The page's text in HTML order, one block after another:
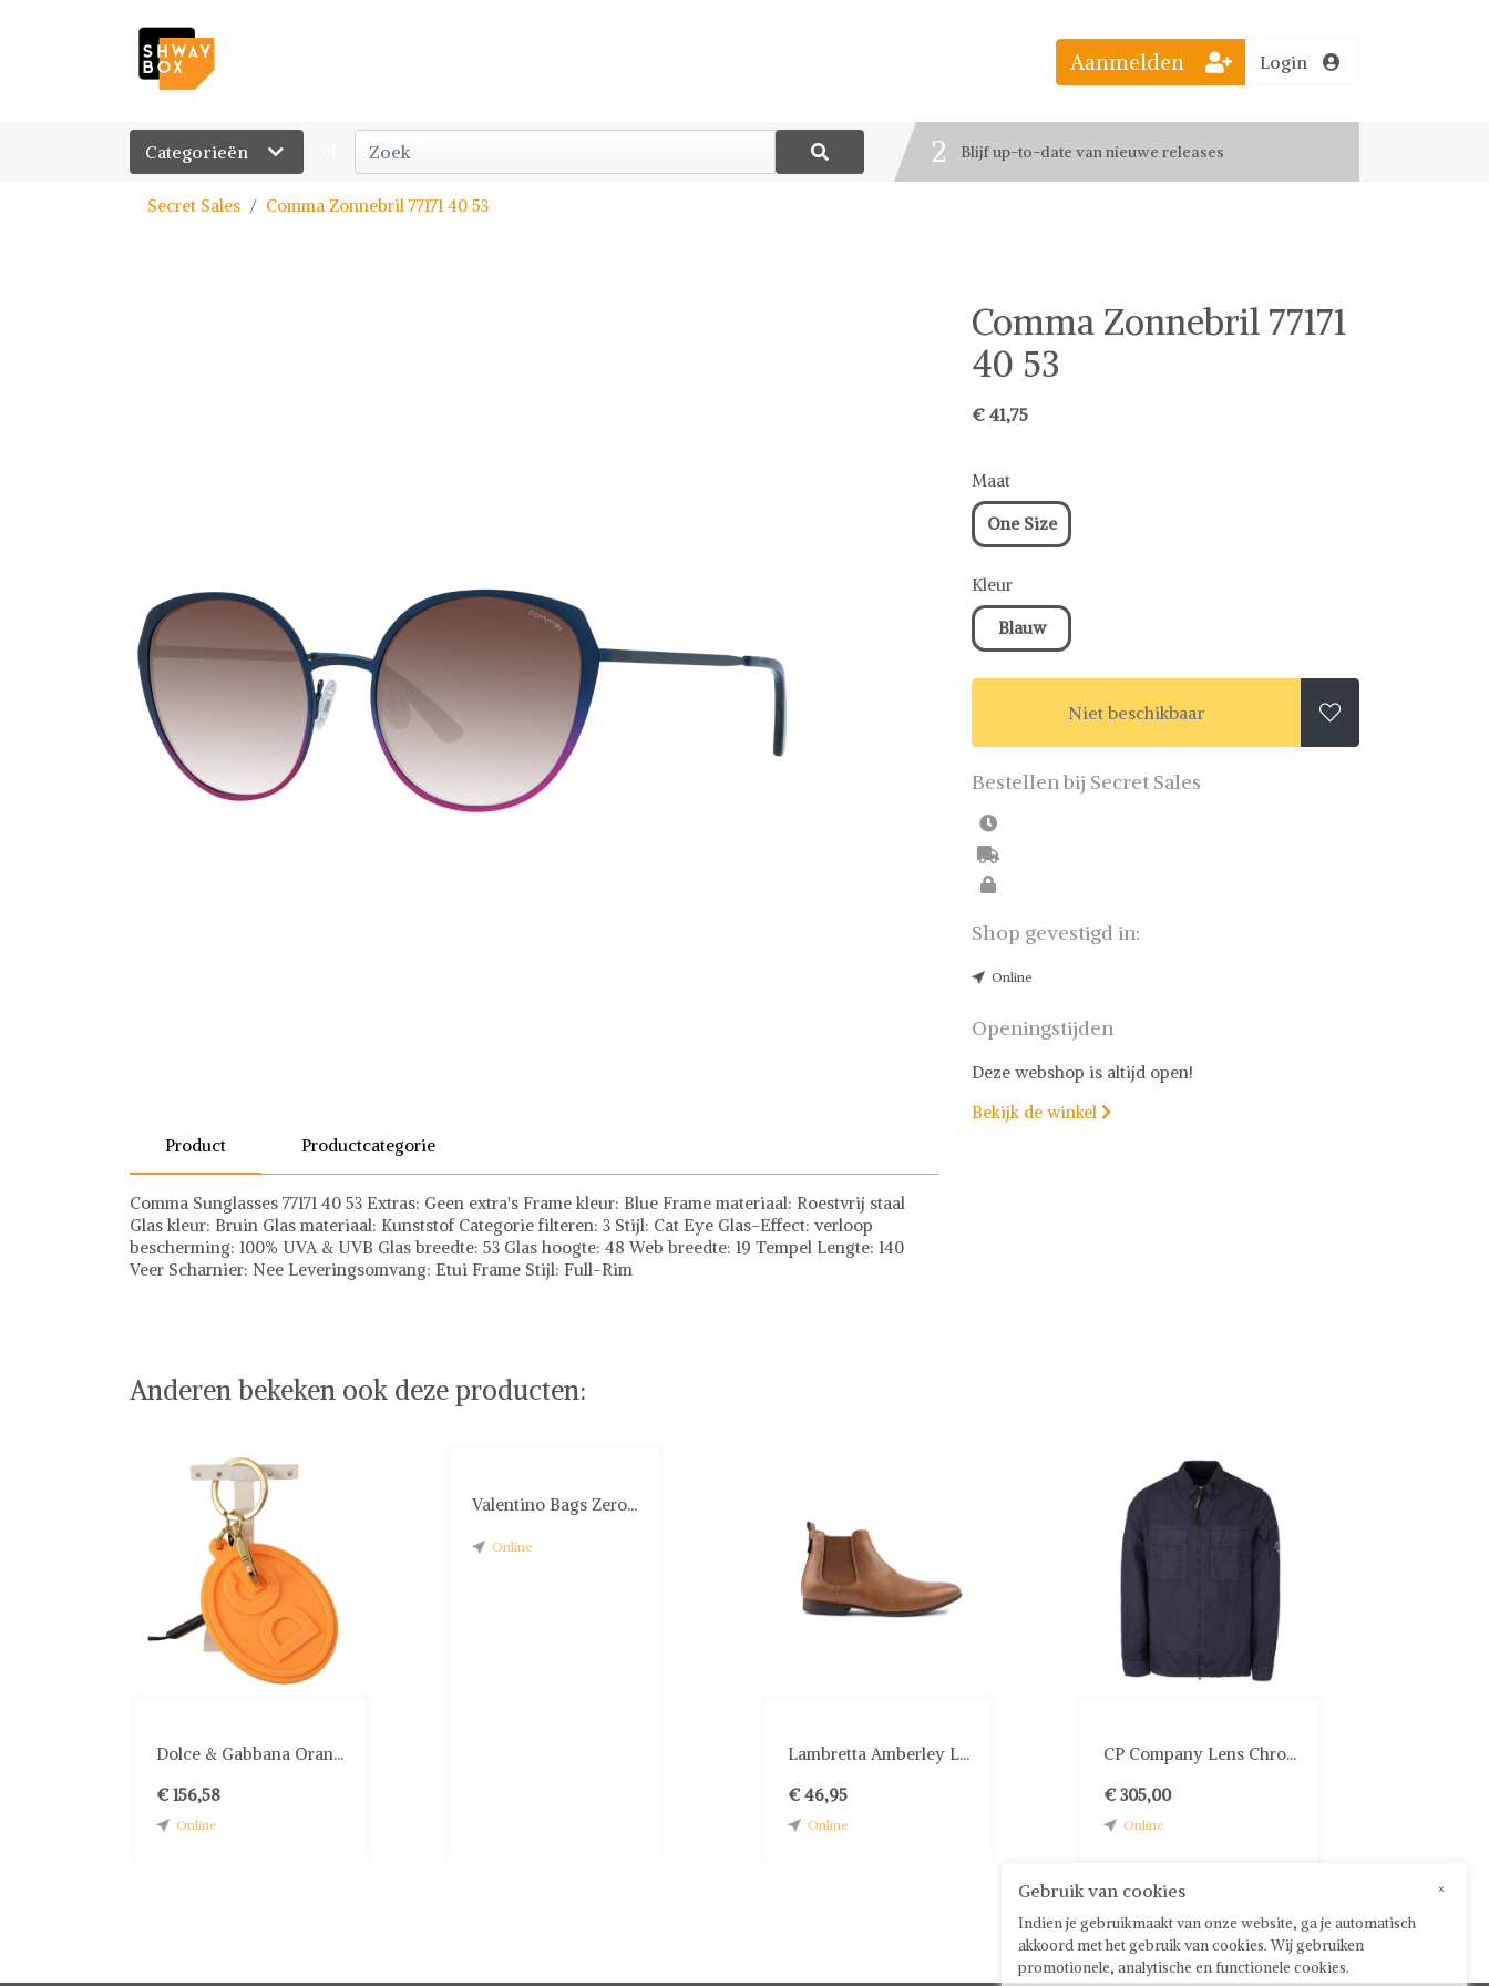
Categorieën
Bestel jouw favoriete looks
2 Blijf up-to-date van nieuwe releases
Aanmelden Login
Secret Sales Comma Zonnebril 77171 40 53
Product Productcategorie
Comma Sunglasses 77171 40 53 Extras: Geen extra's Frame kleur: Blue Frame materiaal: Roestvrij staal
Glas kleur: Bruin Glas materiaal: Kunststof Categorie filteren: 3 Stijl: Cat Eye Glas-Effect: verloop
bescherming: 100% UVA & UVB Glas breedte: 53 Glas hoogte: 48 Web breedte: 19 Tempel Lengte: 140
Veer Scharnier: Nee Leveringsomvang: Etui Frame Stijl: Full-Rim
Comma Zonnebril 77171
40 53
€ 41,75
Maat
One Size
Kleur
Blauw
Niet beschikbaar 
Bestellen bij Secret Sales
Shop gevestigd in:
Online
Openingstijden
Deze webshop is altijd open!
Bekijk de winkel 
Anderen bekeken ook deze producten:
Dolce & Gabbana Oran...
€ 156,58
Online
Valentino Bags Zero...
Online
Lambretta Amberley L...
€ 46,95
Online
CP Company Lens Chro...
€ 305,00
Online
×
Gebruik van cookies
Indien je gebruikmaakt van onze website, ga je automatisch
akkoord met het gebruik van cookies. Wij gebruiken
promotionele, analytische en functionele cookies.